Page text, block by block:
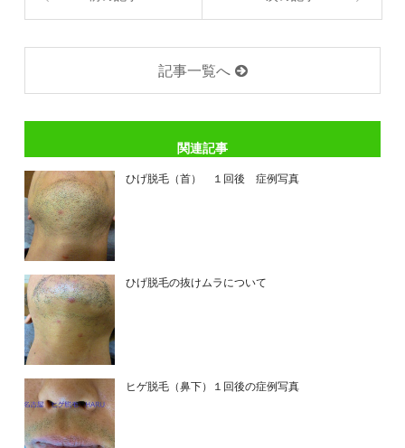
記事一覧へ
関連記事
ひげ脱毛（首） １回後 症例写真
ひげ脱毛の抜けムラについて
ヒゲ脱毛（鼻下）１回後の症例写真